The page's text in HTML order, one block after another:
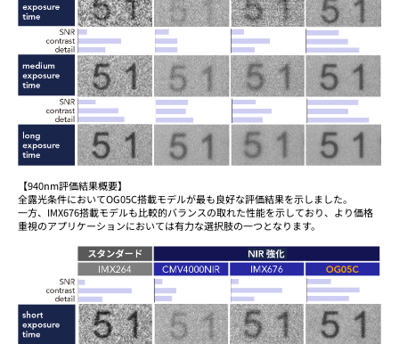
【940nm評価結果概要】
全露光条件においてOG05C搭載モデルが最も良好な評価結果を示しました。
一方、IMX676搭載モデルも比較的バランスの取れた性能を示しており、より価格
重視のアプリケーションにおいては有力な選択肢の一つとなります。